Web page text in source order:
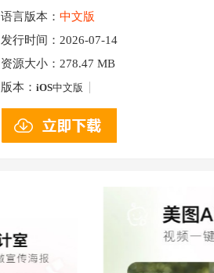
语言版本： 中文版
发行时间：2026-07-14
资源大小： 278.47 MB
版本： iOS中文版